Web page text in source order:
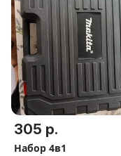
305 р.
Набор 4в1